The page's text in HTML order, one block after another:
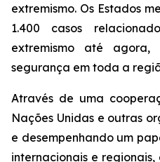
extremismo. Os Estados
1.400 casos
extremismo até
segurança em toda a
Através de uma
Nações Unidas e outras
e desempenhando um
internacionais e